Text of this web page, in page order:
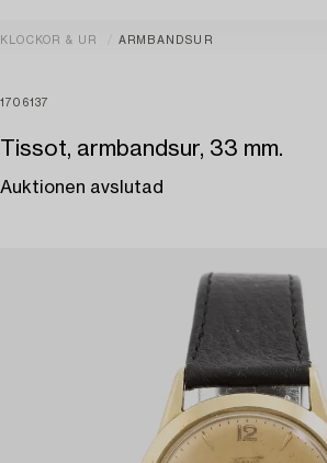
KLOCKOR & UR ARMBANDSUR
1706137
Tissot, armbandsur, 33 mm.
Auktionen avslutad